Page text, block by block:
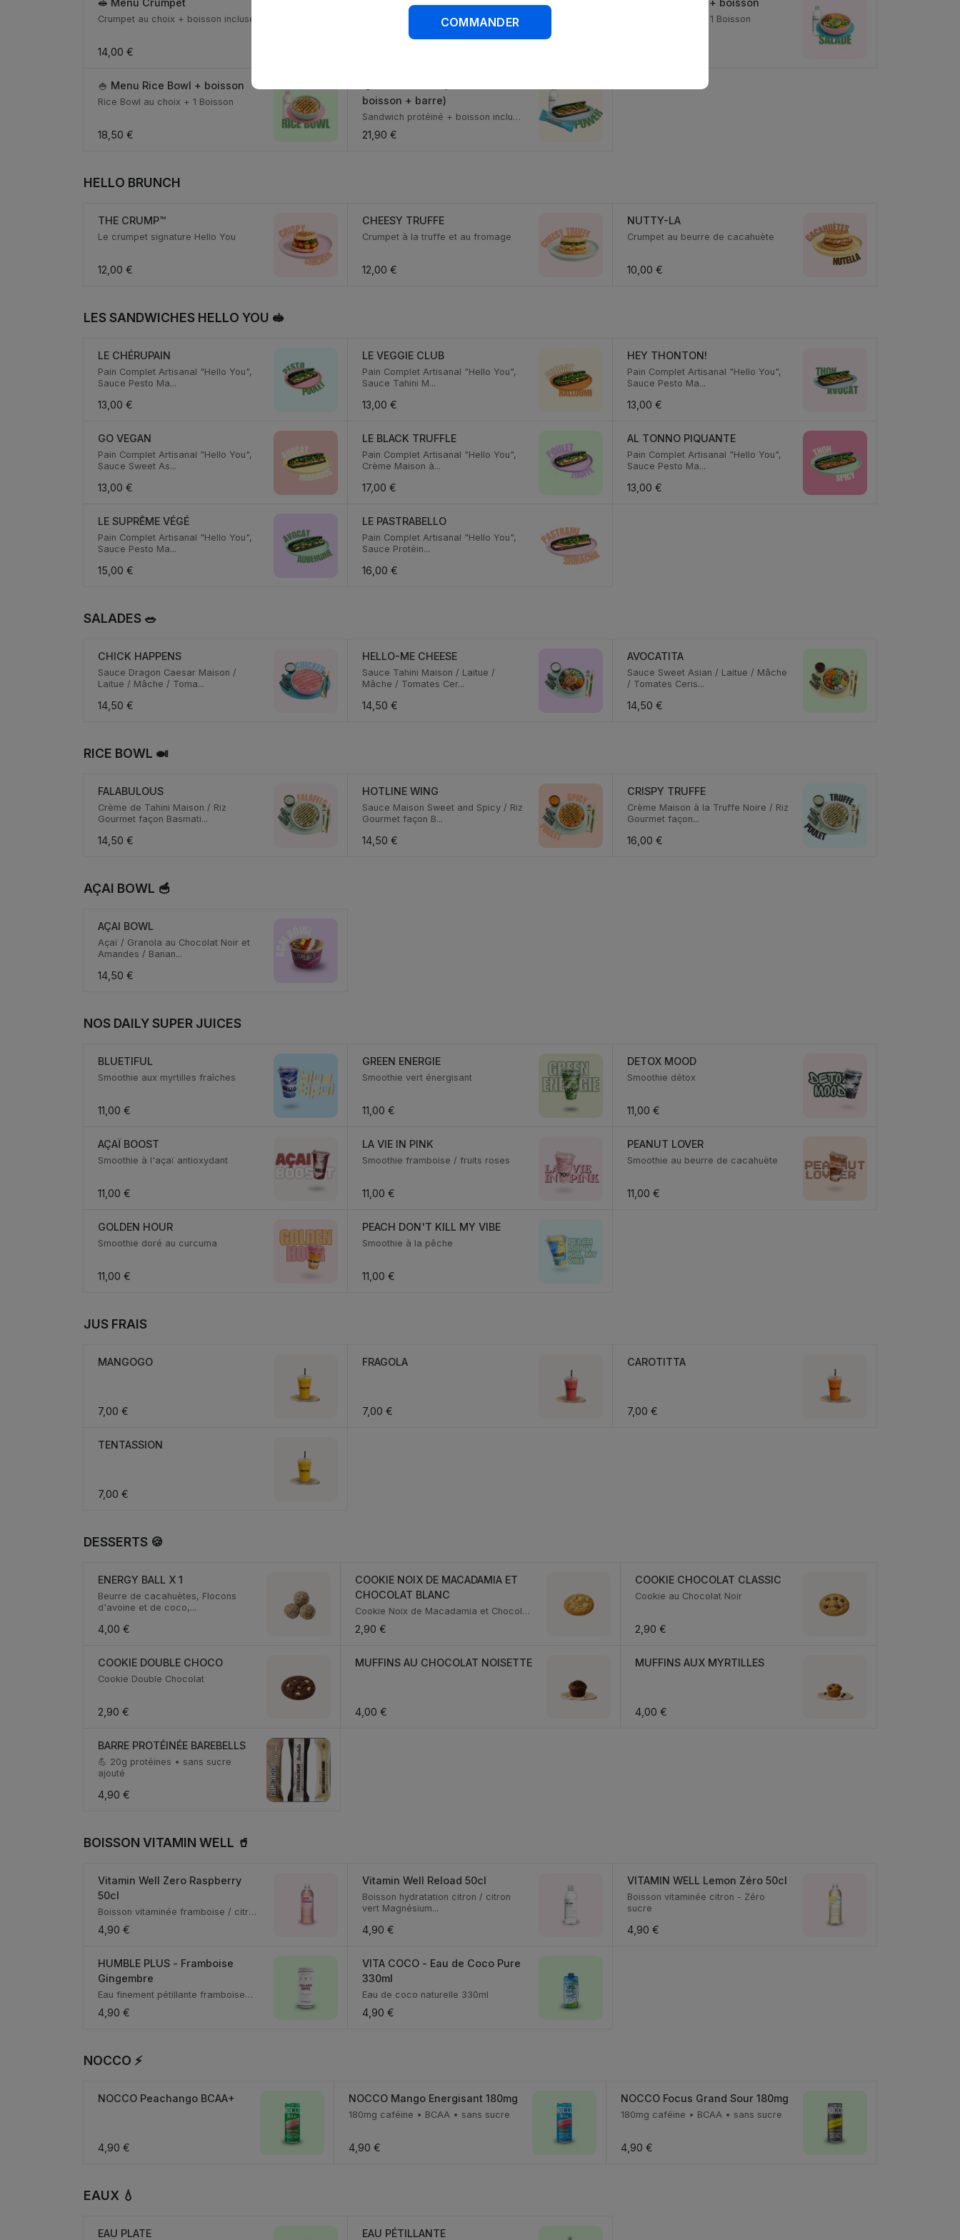
🥪 Menu Crumpet
Crumpet au choix + boisson incluse
14,00 €
🥪 Menu Sandwich protéiné +
Menu Sandwich protéiné + boisson
🥗 Menu Salade + boisson
Salade au choix + 1 Boisson
🍚 Menu Rice Bowl + boisson
Rice Bowl au choix + 1 Boisson
18,50 €
boisson + barre)
Sandwich protéiné + boisson incluse
+ barre prot...
21,90 €
HELLO BRUNCH
THE CRUMP™
Le crumpet signature Hello You
12,00 €
CHEESY TRUFFE
Crumpet à la truffe et au fromage
12,00 €
NUTTY-LA
Crumpet au beurre de cacahuète
10,00 €
LES SANDWICHES HELLO YOU 🥪
LE CHÉRUPAIN
Pain Complet Artisanal "Hello You",
Sauce Pesto Ma...
13,00 €
LE VEGGIE CLUB
Pain Complet Artisanal "Hello You",
Sauce Tahini M...
13,00 €
HEY THONTON!
Pain Complet Artisanal "Hello You",
Sauce Pesto Ma...
13,00 €
GO VEGAN
Pain Complet Artisanal "Hello You",
Sauce Sweet As...
13,00 €
LE BLACK TRUFFLE
Pain Complet Artisanal "Hello You",
Crème Maison à...
17,00 €
AL TONNO PIQUANTE
Pain Complet Artisanal "Hello You",
Sauce Pesto Ma...
13,00 €
LE SUPRÊME VÉGÉ
Pain Complet Artisanal "Hello You",
Sauce Pesto Ma...
15,00 €
LE PASTRABELLO
Pain Complet Artisanal "Hello You",
Sauce Protéin...
16,00 €
SALADES 🥗
CHICK HAPPENS
Sauce Dragon Caesar Maison /
Laitue / Mâche / Toma...
14,50 €
HELLO-ME CHEESE
Sauce Tahini Maison / Laitue /
Mâche / Tomates Cer...
14,50 €
AVOCATITA
Sauce Sweet Asian / Laitue / Mâche
/ Tomates Ceris...
14,50 €
RICE BOWL 🍛
FALABULOUS
Crème de Tahini Maison / Riz
Gourmet façon Basmati...
14,50 €
HOTLINE WING
Sauce Maison Sweet and Spicy / Riz
Gourmet façon B...
14,50 €
CRISPY TRUFFE
Crème Maison à la Truffe Noire / Riz
Gourmet façon...
16,00 €
AÇAI BOWL 🥣
AÇAI BOWL
Açaï / Granola au Chocolat Noir et
Amandes / Banan...
14,50 €
NOS DAILY SUPER JUICES
BLUETIFUL
Smoothie aux myrtilles fraîches
11,00 €
GREEN ENERGIE
Smoothie vert énergisant
11,00 €
DETOX MOOD
Smoothie détox
11,00 €
AÇAÏ BOOST
Smoothie à l'açaï antioxydant
11,00 €
LA VIE IN PINK
Smoothie framboise / fruits roses
11,00 €
PEANUT LOVER
Smoothie au beurre de cacahuète
11,00 €
GOLDEN HOUR
Smoothie doré au curcuma
11,00 €
PEACH DON'T KILL MY VIBE
Smoothie à la pêche
11,00 €
JUS FRAIS
MANGOGO
7,00 €
FRAGOLA
7,00 €
CAROTITTA
7,00 €
TENTASSION
7,00 €
DESSERTS 🍪
ENERGY BALL X 1
Beurre de cacahuètes, Flocons
d'avoine et de coco,...
4,00 €
COOKIE NOIX DE MACADAMIA ET
CHOCOLAT BLANC
Cookie Noix de Macadamia et Chocolat
Blanc
2,90 €
COOKIE CHOCOLAT CLASSIC
Cookie au Chocolat Noir
2,90 €
COOKIE DOUBLE CHOCO
Cookie Double Chocolat
2,90 €
MUFFINS AU CHOCOLAT NOISETTE
4,00 €
MUFFINS AUX MYRTILLES
4,00 €
BARRE PROTÉINÉE BAREBELLS
💪 20g protéines • sans sucre
ajouté
4,90 €
BOISSON VITAMIN WELL 🥤
Vitamin Well Zero Raspberry
50cl
Boisson vitaminée framboise / citron
Magnésium • N...
4,90 €
Vitamin Well Reload 50cl
Boisson hydratation citron / citron
vert Magnésium...
4,90 €
VITAMIN WELL Lemon Zéro 50cl
Boisson vitaminée citron - Zéro
sucre
4,90 €
HUMBLE PLUS - Framboise
Gingembre
Eau finement pétillante framboise
gingembre, 5g de...
4,90 €
VITA COCO - Eau de Coco Pure
330ml
Eau de coco naturelle 330ml
4,90 €
NOCCO ⚡
NOCCO Peachango BCAA+
4,90 €
NOCCO Mango Energisant 180mg
180mg caféine • BCAA • sans sucre
4,90 €
NOCCO Focus Grand Sour 180mg
180mg caféine • BCAA • sans sucre
4,90 €
EAUX 💧
EAU PLATE EAU PÉTILLANTE
COMMANDER